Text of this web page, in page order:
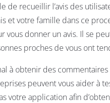
de recueillir l’avis des
et votre famille dans ce
vous donner un avis. Il se
proches de vous ont
à obtenir des
peuvent vous aider à
votre application afin